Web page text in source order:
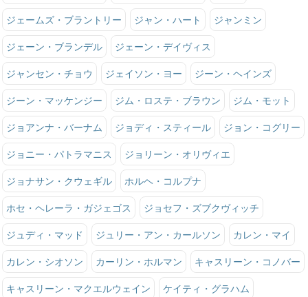
ジェームズ・ブラントリー ジャン・ハート ジャンミン
ジェーン・ブランデル ジェーン・デイヴィス
ジャンセン・チョウ ジェイソン・ヨー ジーン・ヘインズ
ジーン・マッケンジー ジム・ロステ・ブラウン ジム・モット
ジョアンナ・バーナム ジョディ・スティール ジョン・コグリー
ジョニー・パトラマニス ジョリーン・オリヴィエ
ジョナサン・クウェギル ホルヘ・コルプナ
ホセ・ヘレーラ・ガジェゴス ジョセフ・ズブクヴィッチ
ジュディ・マッド ジュリー・アン・カールソン カレン・マイ
カレン・シオソン カーリン・ホルマン キャスリーン・コノバー
キャスリーン・マクエルウェイン ケイティ・グラハム